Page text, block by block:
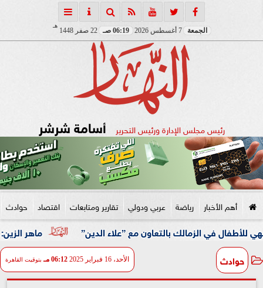
الجمعة 7 أغسطس 2026 06:19 صـ 22 صفر 1448
هـ
رئيس مجلس الإدارة ورئيس التحرير أسامة شرشر
أهم الأخبار رياضة عربي ودولي تقارير ومتابعات اقتصاد حوادث
ماهر الزين: 25 حافلة تُعيد 1250 سودانيًا ضمن الفوج الـ41.. والالتزام بوثائق السفر عزز انسيابية العودة الطوعية الزمالك بالتعاون مع ”علاء الدين”
حوادث الأحد، 16 فبراير 2025 06:12 مـ بتوقيت القاهرة